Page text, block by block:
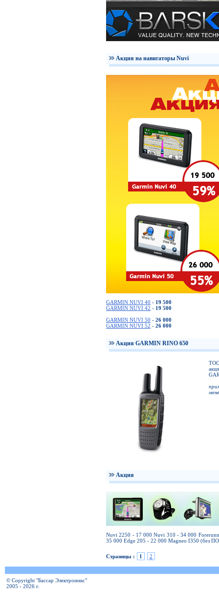
Акция на навигаторы Nuvi
GARMIN NUVI 40 - 19 500
GARMIN NUVI 42 - 19 500
GARMIN NUVI 50 - 26 000
GARMIN NUVI 52 - 26 000
Акция GARMIN RINO 650
ТОО
Акция
Nuvi 2250 - 17 000 Nuvi 310 - 34 000
35 000 Edge 205 - 22 000 Magneo I350 (без
Страницы : 1 2
© Copyright "Бассар Электроникс"
2005 - 2026 г.